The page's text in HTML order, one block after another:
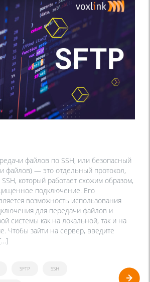
файлов по SSH, или безопасный
файлов) — это отдельный протокол,
который работает схожим образом,
подключение. Его
возможность использования
для передачи файлов и
системы как на локальной, так и на
Чтобы зайти на сервер, введите
SFTP SSH